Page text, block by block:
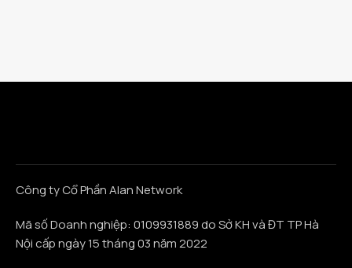
Công ty Cổ Phần Alan Network
Mã số Doanh nghiệp: 0109931889 do Sở KH và ĐT TP Hà
Nội cấp ngày 15 tháng 03 năm 2022